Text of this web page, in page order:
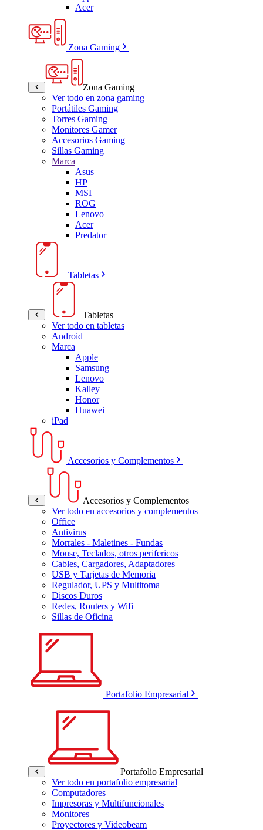
Acer
Zona Gaming
Zona Gaming
Ver todo en zona gaming
Portátiles Gaming
Torres Gaming
Monitores Gamer
Accesorios Gaming
Sillas Gaming
Marca
Asus
HP
MSI
ROG
Lenovo
Acer
Predator
Tabletas
Tabletas
Ver todo en tabletas
Android
Marca
Apple
Samsung
Lenovo
Kalley
Honor
Huawei
iPad
Accesorios y Complementos
Accesorios y Complementos
Ver todo en accesorios y complementos
Office
Antivirus
Morrales - Maletines - Fundas
Mouse, Teclados, otros perifericos
Cables, Cargadores, Adaptadores
USB y Tarjetas de Memoria
Regulador, UPS y Multitoma
Discos Duros
Redes, Routers y Wifi
Sillas de Oficina
Portafolio Empresarial
Portafolio Empresarial
Ver todo en portafolio empresarial
Computadores
Impresoras y Multifuncionales
Monitores
Proyectores y Videobeam